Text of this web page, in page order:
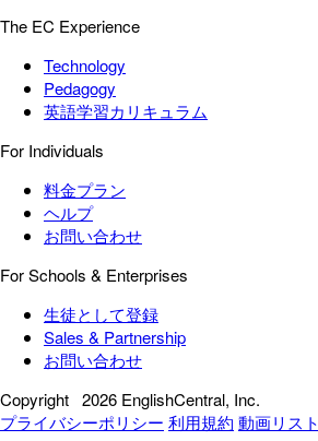
The EC Experience
Technology
Pedagogy
英語学習カリキュラム
For Individuals
料金プラン
ヘルプ
お問い合わせ
For Schools & Enterprises
生徒として登録
Sales & Partnership
お問い合わせ
Copyright 2026 EnglishCentral, Inc.
プライバシーポリシー 利用規約 動画リスト